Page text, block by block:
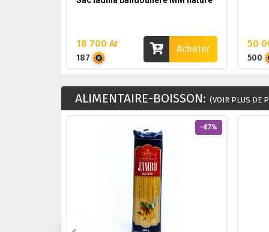
187
18 700 Ar Acheter
500
50
ALIMENTAIRE-BOISSON: (VOIR PLUS DE
-47%